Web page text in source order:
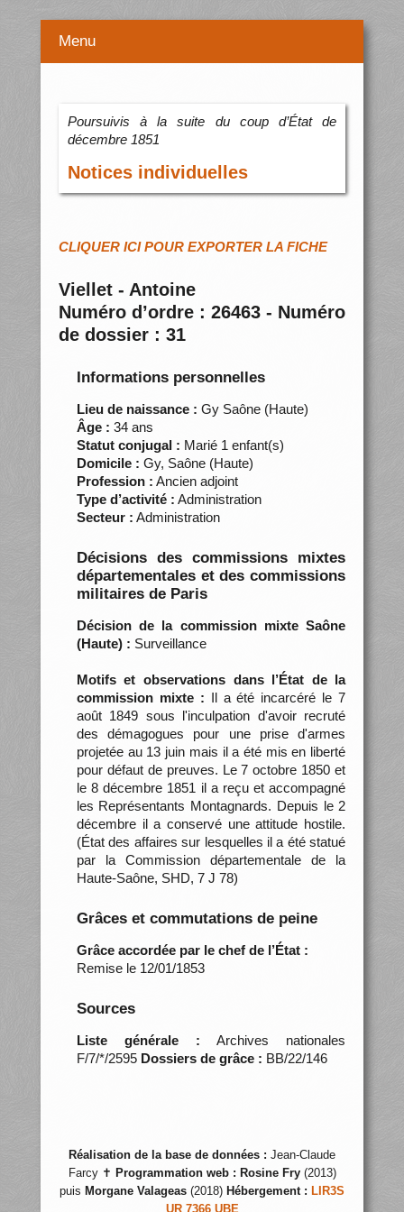
Menu
Poursuivis à la suite du coup d’État de
décembre 1851
Notices individuelles
CLIQUER ICI POUR EXPORTER LA FICHE
Viellet - Antoine
Numéro d’ordre : 26463 - Numéro
de dossier : 31
Informations personnelles
Lieu de naissance : Gy Saône (Haute)
Âge : 34 ans
Statut conjugal : Marié 1 enfant(s)
Domicile : Gy, Saône (Haute)
Profession : Ancien adjoint
Type d’activité : Administration
Secteur : Administration
Décisions des commissions mixtes
départementales et des commissions
militaires de Paris
Décision de la commission mixte Saône
(Haute) : Surveillance
Motifs et observations dans l’État de la
commission mixte : Il a été incarcéré le 7
août 1849 sous l'inculpation d'avoir recruté
des démagogues pour une prise d'armes
projetée au 13 juin mais il a été mis en liberté
pour défaut de preuves. Le 7 octobre 1850 et
le 8 décembre 1851 il a reçu et accompagné
les Représentants Montagnards. Depuis le 2
décembre il a conservé une attitude hostile.
(État des affaires sur lesquelles il a été statué
par la Commission départementale de la
Haute-Saône, SHD, 7 J 78)
Grâces et commutations de peine
Grâce accordée par le chef de l’État :
Remise le 12/01/1853
Sources
Liste générale : Archives nationales
F/7/*/2595 Dossiers de grâce : BB/22/146
Réalisation de la base de données : Jean-Claude
Farcy ✝ Programmation web : Rosine Fry(2013)
puis Morgane Valageas (2018) Hébergement : LIR3S
UR 7366 UBE